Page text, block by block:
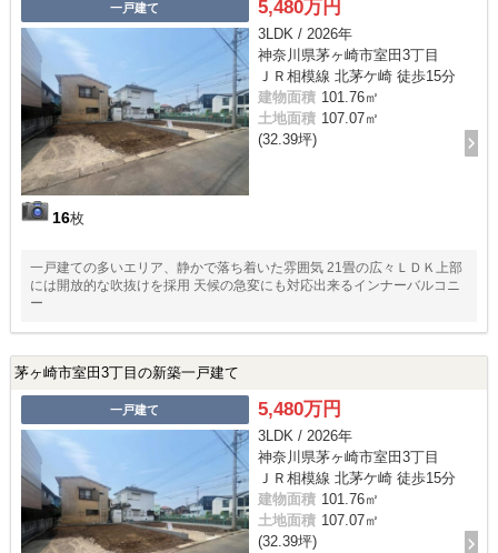
一戸建て
16枚
5,480万円
3LDK / 2026年
神奈川県茅ヶ崎市室田3丁目
ＪＲ相模線 北茅ケ崎 徒歩15分
建物面積 101.76㎡
土地面積 107.07㎡
(32.39坪)
一戸建ての多いエリア、静かで落ち着いた雰囲気 21畳の広々ＬＤＫ上部
には開放的な吹抜けを採用 天候の急変にも対応出来るインナーバルコニ
ー
茅ヶ崎市室田3丁目の新築一戸建て
一戸建て 5,480万円
3LDK / 2026年
神奈川県茅ヶ崎市室田3丁目
ＪＲ相模線 北茅ケ崎 徒歩15分
建物面積 101.76㎡
土地面積 107.07㎡
(32.39坪)